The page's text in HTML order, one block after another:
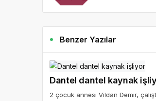
Benzer Yazılar
Dantel dantel kaynak
2 çocuk annesi Vildan Demir,